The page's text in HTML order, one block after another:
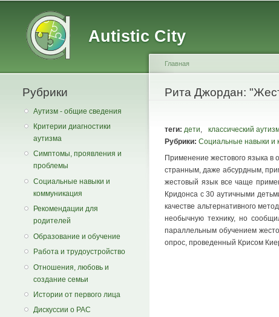
Autistic City
Рубрики
Аутизм - общие сведения
Критерии диагностики
аутизма
Симптомы, проявления и
проблемы
Социальные навыки и
коммуникация
Рекомендации для
родителей
Образование и обучение
Работа и трудоустройство
Отношения, любовь и
создание семьи
Истории от первого лица
Дискуссии о РАС
You are here
Главная
Рита Джордан:
теги: дети классический
Рубрики: Социальные навыки и
Применение жестового языка в
странным, даже абсурдным,
жестовый язык все чаще
Кридонса с 30 аутичными
качестве альтернативного
необычную технику, но
параллельным обучением
опрос, проведенный Крисом